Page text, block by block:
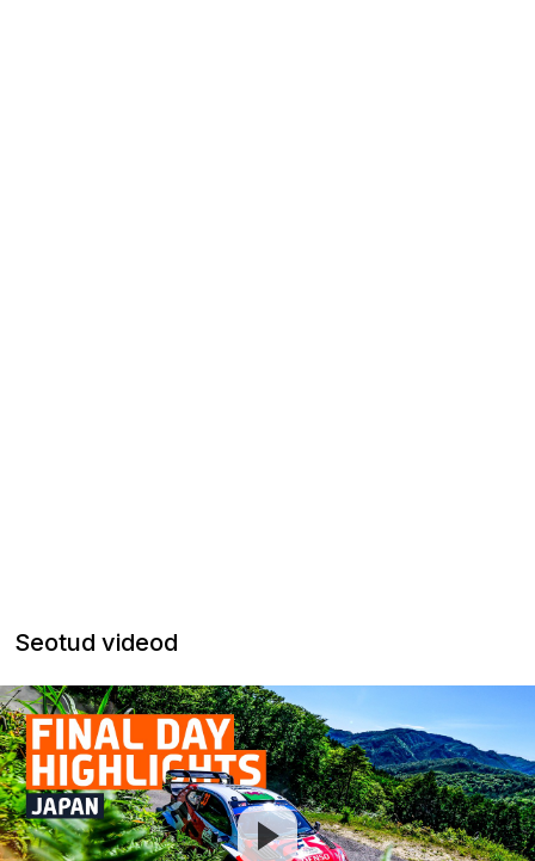
Seotud videod